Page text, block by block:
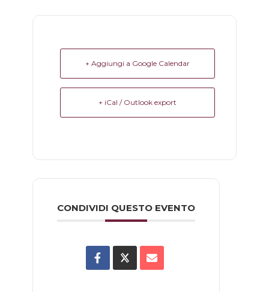
+ Aggiungi a Google Calendar
+ iCal / Outlook export
CONDIVIDI QUESTO EVENTO